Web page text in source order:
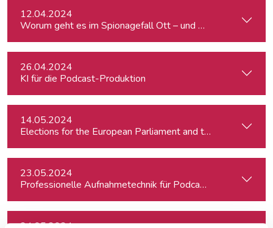
12.04.2024
Worum geht es im Spionagefall Ott – und wie reagiert die
26.04.2024
KI für die Podcast-Produktion
14.05.2024
23.05.2024
Professionelle Aufnahmetechnik für Podcasts